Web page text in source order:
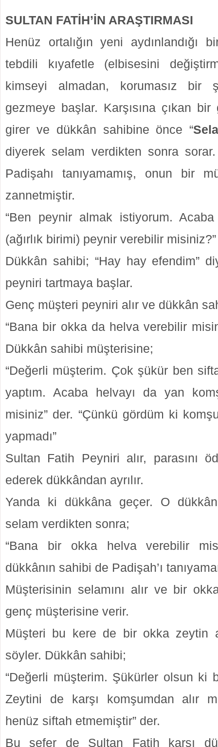
SULTAN FATİH’İN ARAŞTIRMASI
Henüz ortalığın yeni aydınlandığı
tebdili kıyafetle (elbisesini
kimseyi almadan, korumasız bir
gezmeye başlar. Karşısına çıkan bir
girer ve dükkân sahibine önce “
diyerek selam verdikten sonra
Padişahı tanıyamamış, onun bir
zannetmiştir.
“Ben peynir almak istiyorum.
(ağırlık birimi) peynir verebilir misiniz?”
Dükkân sahibi; “Hay hay efendim”
peyniri tartmaya başlar.
Genç müşteri peyniri alır ve dükkân
“Bana bir okka da helva verebilir
Dükkân sahibi müşterisine;
“Değerli müşterim. Çok şükür ben
yaptım. Acaba helvayı da yan
misiniz” der. “Çünkü gördüm ki
yapmadı”
Sultan Fatih Peyniri alır, parasını
ederek dükkândan ayrılır.
Yanda ki dükkâna geçer. O
selam verdikten sonra;
“Bana bir okka helva verebilir
dükkânın sahibi de Padişah’ı
Müşterisinin selamını alır ve bir
genç müşterisine verir.
Müşteri bu kere de bir okka zeytin
söyler. Dükkân sahibi;
“Değerli müşterim. Şükürler olsun ki
Zeytini de karşı komşumdan alır
henüz siftah etmemiştir” der.
Bu sefer de Sultan Fatih karşı